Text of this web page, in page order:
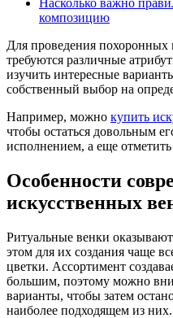
композицию
Для проведения похоронных
требуются различные
изучить интересные
собственный выбор на
Например, можно купить
чтобы остаться довольным
исполнением, а еще отметить
Особенности
искусственных
Ритуальные венки
этом для их создания чаще
цветки. Ассортимент
большим, поэтому можно
варианты, чтобы затем
наиболее подходящем из них.